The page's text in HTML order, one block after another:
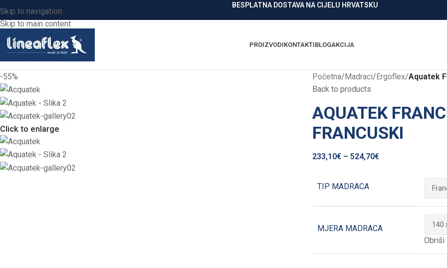
Skip to navigation
Skip to main content
BESPLATNA DOSTAVA NA CIJELU HRVATSKU
PROIZVODIKONTAKTIBLOGAKCIJA
-55%
Click to enlarge
Početna/Madraci/Ergoflex/Aquatek
Back to products
AQUATEK
FRANCUSKI
233,10€ – 524,70€
TIP MADRACA
MJERA MADRACA
Obriši